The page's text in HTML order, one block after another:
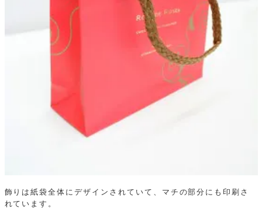
飾りは紙袋全体にデザインされていて、マチの部分にも印刷さ
れています。